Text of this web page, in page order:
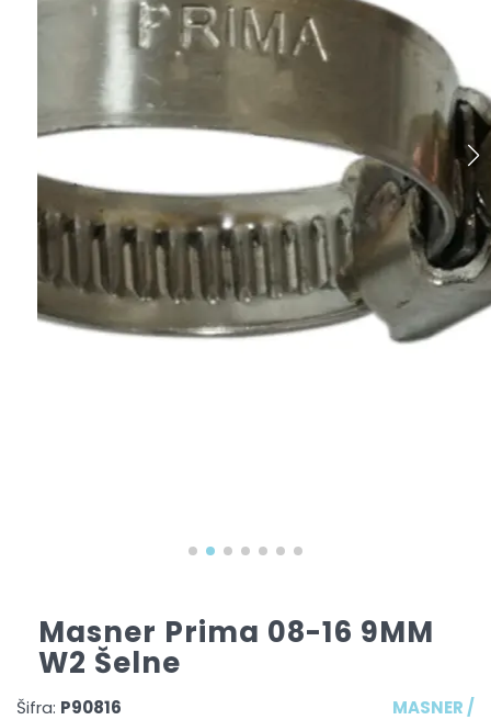
Masner Prima 08-16 9MM
W2 Šelne
Šifra: P90816
MASNER /